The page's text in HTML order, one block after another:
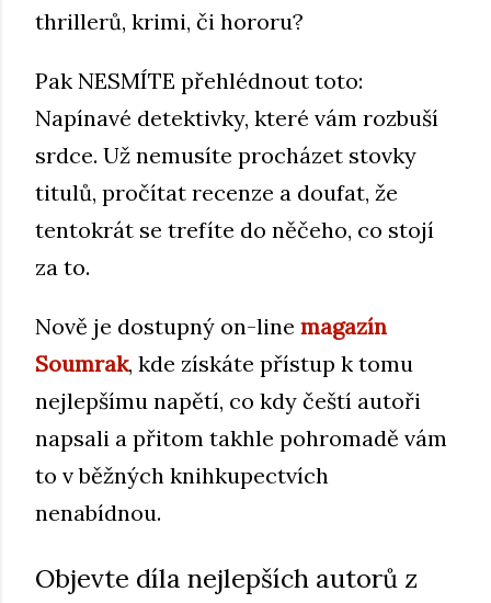
thrillerů, krimi, či hororu?
Pak NESMÍTE přehlédnout toto:
Napínavé detektivky, které vám rozbuší
srdce. Už nemusíte procházet stovky
titulů, pročítat recenze a doufat, že
tentokrát se trefíte do něčeho, co stojí
za to.
Nově je dostupný on-line magazín
Soumrak, kde získáte přístup k tomu
nejlepšímu napětí, co kdy čeští autoři
napsali a přitom takhle pohromadě vám
to v běžných knihkupectvích
nenabídnou.
Objevte díla nejlepších autorů z